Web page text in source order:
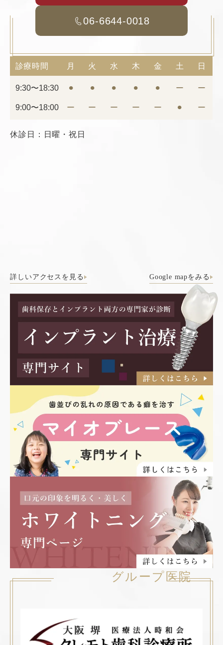
06-6644-0018
診療時間 月 火 水 木 金 土 日
9:30〜18:30 ⚫︎ ⚫︎ ⚫︎ ⚫︎ ⚫︎ ー ー
9:00〜18:00 ー ー ー ー ー ⚫︎ ー
休診日：日曜・祝日
詳しいアクセスを見る Google mapをみる
グループ医院